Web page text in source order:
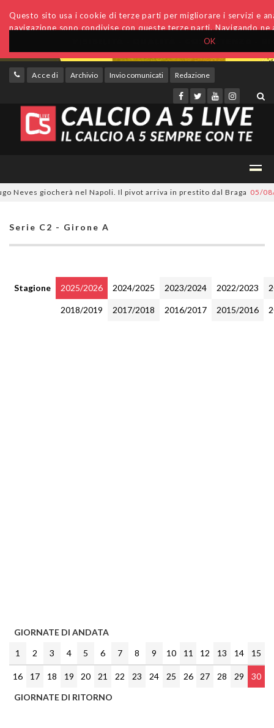
OK
Questo sito usa i cookie di terze parti per migliorare i servizi e
navigazione sono condivise con queste terze parti. Navigando
Accedi Archivio Invio comunicati Redazione
giocherà nel Napoli. Il pivot arriva in prestito dal Braga 05/08/2026
Serie C2 - Girone A
Stagione 2025/2026 2024/2025 2023/2024 2022/2023
2018/2019 2017/2018 2016/2017 2015/2016
GIORNATE DI ANDATA
1
2 3 4 5 6 7 8 9 10 11 12 13 14 15
16 17 18 19 20 21 22 23 24 25 26 27 28 29
30
GIORNATE DI RITORNO